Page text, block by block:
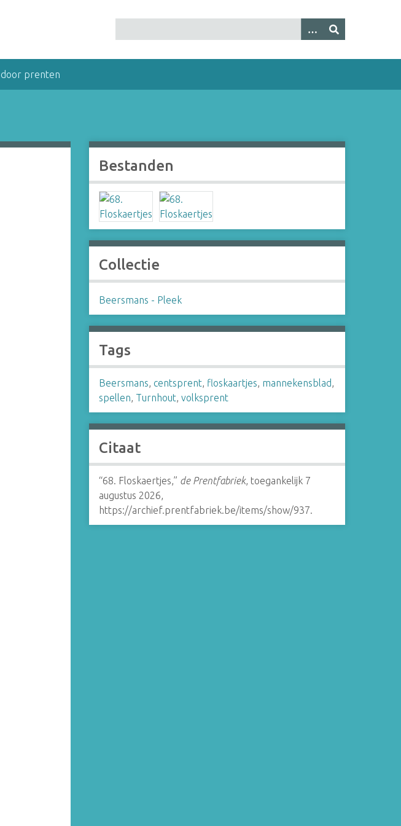
prenten
Bestanden
Collectie
Beersmans - Pleek
Tags
Beersmans, centsprent, floskaartjes, mannekensblad,
spellen, Turnhout, volksprent
Citaat
“68. Floskaertjes,” de Prentfabriek, toegankelijk 7
augustus 2026,
https://archief.prentfabriek.be/items/show/937.